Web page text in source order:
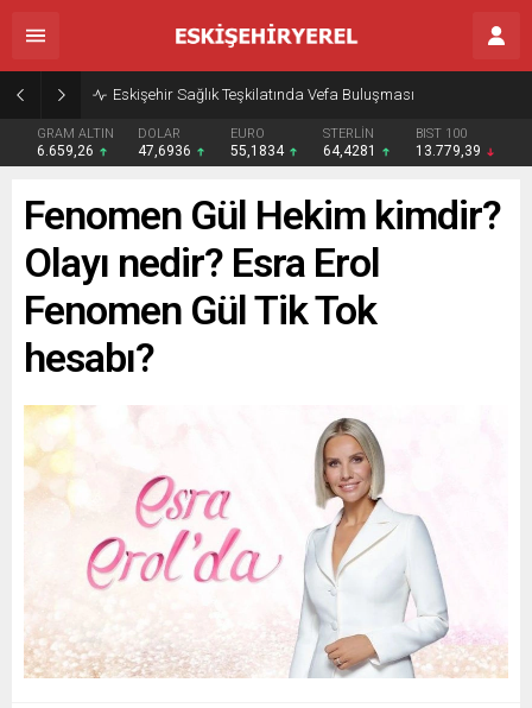
Eskişehir Sağlık Teşkilatında Vefa Buluşması
GRAM ALTIN
6.659,26
DOLAR
47,6936
EURO
55,1834
STERLİN
64,4281
BIST 100
13.779,39
Fenomen Gül Hekim kimdir?
Olayı nedir? Esra Erol
Fenomen Gül Tik Tok
hesabı?